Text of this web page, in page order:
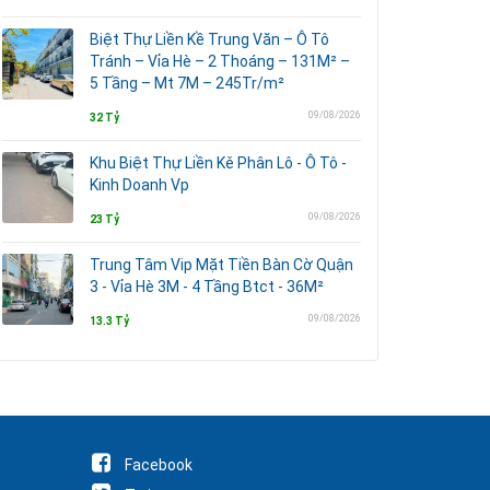
Biệt Thự Liền Kề Trung Văn – Ô Tô
Tránh – Vỉa Hè – 2 Thoáng – 131M² –
5 Tầng – Mt 7M – 245Tr/m²
32 Tỷ 09/08/2026
Khu Biệt Thự Liền Kě Phân Lô - Ô Tô -
Kinh Doanh Vp
23 Tỷ 09/08/2026
Trung Tâm Vip Mặt Tiền Bàn Cờ Quận
3 - Vỉa Hè 3M - 4 Tầng Btct - 36M²
13.3 Tỷ 09/08/2026
Facebook